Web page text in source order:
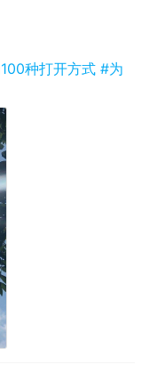
种打开方式 #为